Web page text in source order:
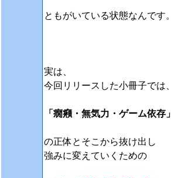
ともがいている状態なんです。
実は、
今回リリースした小冊子では、
「癇癪・無気力・ゲーム依存」
の正体とそこから抜け出し
強みに変えていくための